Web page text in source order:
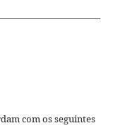
com os seguintes